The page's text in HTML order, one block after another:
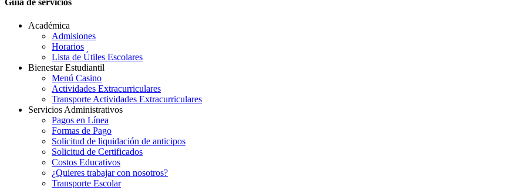
Guia de servicios
Académica
Admisiones
Horarios
Lista de Útiles Escolares
Bienestar Estudiantil
Menú Casino
Actividades Extracurriculares
Transporte Actividades Extracurriculares
Servicios Administrativos
Pagos en Línea
Formas de Pago
Solicitud de liquidación de anticipos
Solicitud de Certificados
Costos Educativos
¿Quieres trabajar con nosotros?
Transporte Escolar